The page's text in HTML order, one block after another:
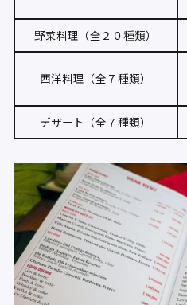
野菜料理（全２０種類）
西洋料理（全７種類）
デザート（全７種類）